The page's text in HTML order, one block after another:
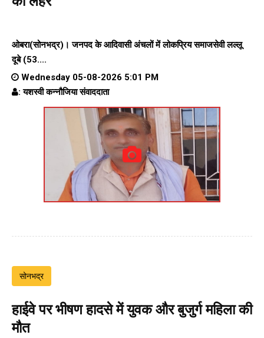
ओबरा(सोनभद्र)। जनपद के आदिवासी अंचलों में लोकप्रिय समाजसेवी लल्लू
दूबे (53....
Wednesday 05-08-2026 5:01 PM
: यशस्वी कन्नौजिया संवाददाता
सोनभद्र
हाईवे पर भीषण हादसे में युवक और बुजुर्ग महिला की
मौत